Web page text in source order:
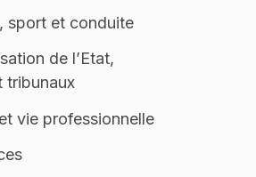
sport et conduite
de l’Etat,
tribunaux
vie professionnelle